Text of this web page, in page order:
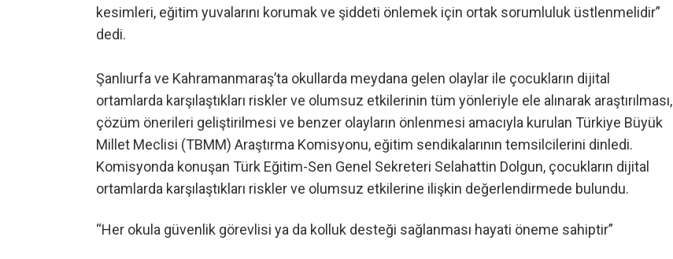
kesimleri, eğitim yuvalarını korumak ve şiddeti önlemek için ortak sorumluluk üstlenmelidir”
dedi.
Şanlıurfa ve Kahramanmaraş’ta okullarda meydana gelen olaylar ile çocukların dijital
ortamlarda karşılaştıkları riskler ve olumsuz etkilerinin tüm yönleriyle ele alınarak araştırılması,
çözüm önerileri geliştirilmesi ve benzer olayların önlenmesi amacıyla kurulan Türkiye Büyük
Millet Meclisi (TBMM) Araştırma Komisyonu, eğitim sendikalarının temsilcilerini dinledi.
Komisyonda konuşan Türk Eğitim-Sen Genel Sekreteri Selahattin Dolgun, çocukların dijital
ortamlarda karşılaştıkları riskler ve olumsuz etkilerine ilişkin değerlendirmede bulundu.
“Her okula güvenlik görevlisi ya da kolluk desteği sağlanması hayati öneme sahiptir”